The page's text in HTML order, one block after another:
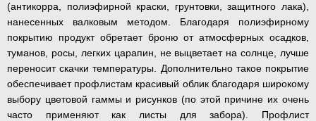
(антикорра, полиэфирной краски, грунтовки, защитного лака),
нанесенных валковым методом. Благодаря полиэфирному
покрытию продукт обретает броню от атмосферных осадков,
туманов, росы, легких царапин, не выцветает на солнце, лучше
переносит скачки температуры. Дополнительно такое покрытие
обеспечивает профлистам красивый облик благодаря широкому
выбору цветовой гаммы и рисунков (по этой причине их очень
часто применяют как листы для забора). Профлист